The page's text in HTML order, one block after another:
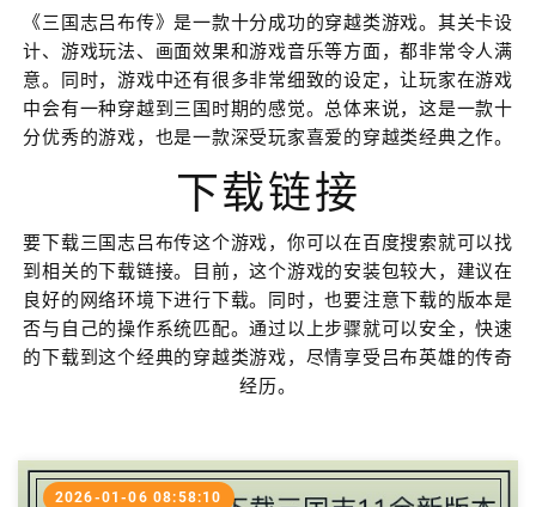
《三国志吕布传》是一款十分成功的穿越类游戏。其关卡设
计、游戏玩法、画面效果和游戏音乐等方面，都非常令人满
意。同时，游戏中还有很多非常细致的设定，让玩家在游戏
中会有一种穿越到三国时期的感觉。总体来说，这是一款十
分优秀的游戏，也是一款深受玩家喜爱的穿越类经典之作。
下载链接
要下载三国志吕布传这个游戏，你可以在百度搜索就可以找
到相关的下载链接。目前，这个游戏的安装包较大，建议在
良好的网络环境下进行下载。同时，也要注意下载的版本是
否与自己的操作系统匹配。通过以上步骤就可以安全，快速
的下载到这个经典的穿越类游戏，尽情享受吕布英雄的传奇
经历。
2026-01-06 08:58:10